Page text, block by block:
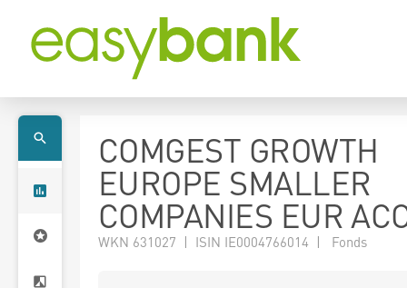
COMGEST GROWTH
EUROPE SMALLER
COMPANIES EUR
WKN 631027 | ISIN IE0004766014 | Fonds